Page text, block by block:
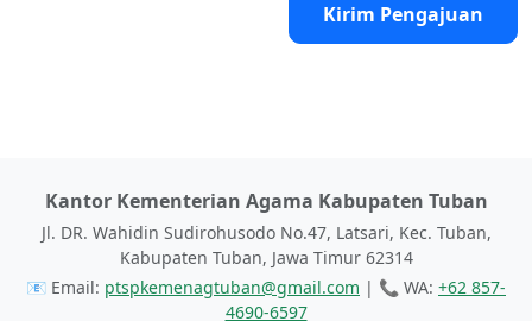
Kirim Pengajuan
Kantor Kementerian Agama Kabupaten Tuban
Jl. DR. Wahidin Sudirohusodo No.47, Latsari, Kec. Tuban,
Kabupaten Tuban, Jawa Timur 62314
📧 Email: ptspkemenagtuban@gmail.com | 📞 WA: +62 857-
4690-6597